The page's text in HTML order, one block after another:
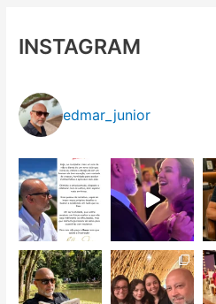
INSTAGRAM
edmar_junior